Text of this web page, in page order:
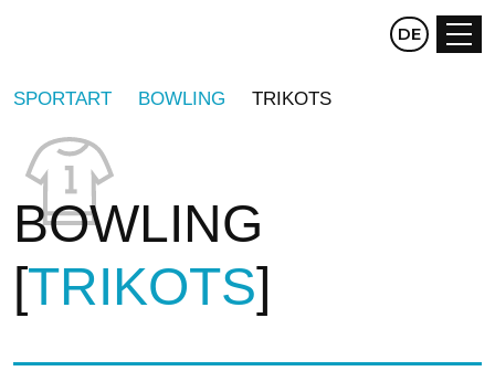
CZ EN
DE
SPORTART BOWLING TRIKOTS
BOWLING
TRIKOTS